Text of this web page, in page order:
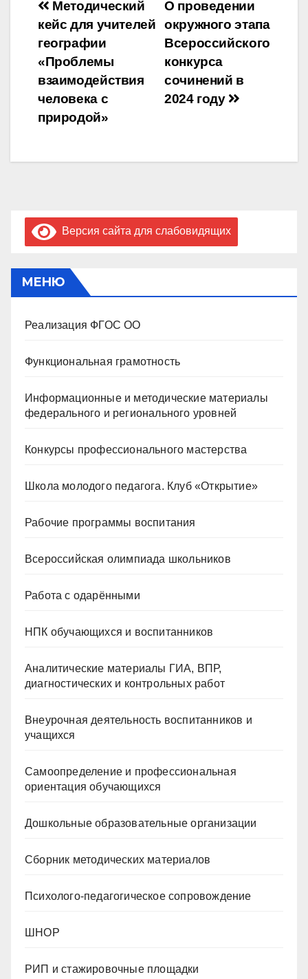
Навигация
по
записям
О проведении
окружного этапа
Всероссийского
конкурса
сочинений в
2024 году
Методический
кейс для учителей
географии
«Проблемы
взаимодействия
человека с
природой»
Версия сайта для слабовидящих
МЕНЮ
Реализация ФГОС ОО
Функциональная грамотность
Информационные и методические материалы
федерального и регионального уровней
Конкурсы профессионального мастерства
Школа молодого педагога. Клуб «Открытие»
Рабочие программы воспитания
Всероссийская олимпиада школьников
Работа с одарёнными
НПК обучающихся и воспитанников
Аналитические материалы ГИА, ВПР,
диагностических и контрольных работ
Внеурочная деятельность воспитанников и
учащихся
Самоопределение и профессиональная
ориентация обучающихся
Дошкольные образовательные организации
Сборник методических материалов
Психолого-педагогическое сопровождение
ШНОР
РИП и стажировочные площадки